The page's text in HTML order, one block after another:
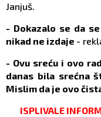
Janjuš.
- Dokazalo se da
nikad ne izdaje -
- Ovu sreću i ovo
danas bila srećna
Mislim da je ovo
ISPLIVALE